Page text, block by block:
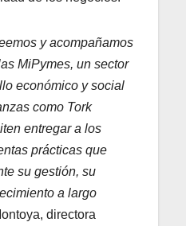
y acompañamos
MiPymes, un sector
económico y social
como Tork
entregar a los
prácticas que
su gestión, su
a largo
directora